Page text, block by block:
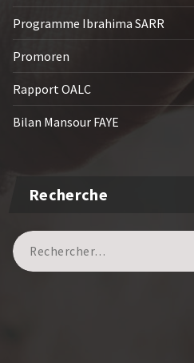
Programme Ibrahima SARR
Promoren
Rapport OALC
Bilan Mansour FAYE
Recherche
Recherche
pour :